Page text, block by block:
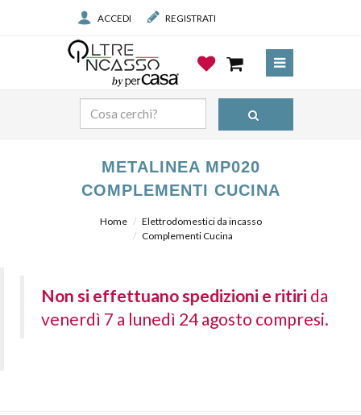
ACCEDI REGISTRATI
METALINEA MP020
COMPLEMENTI CUCINA
Home
Elettrodomestici da incasso
Complementi Cucina
Non si effettuano spedizioni e ritiri da
venerdì 7 a lunedì 24 agosto compresi.